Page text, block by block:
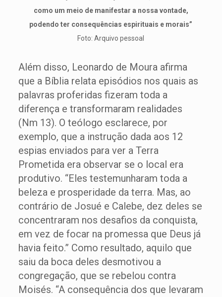
como um meio de manifestar a nossa vontade,
podendo ter consequências espirituais e morais”
Foto: Arquivo pessoal
Além disso, Leonardo de Moura afirma
que a Bíblia relata episódios nos quais as
palavras proferidas fizeram toda a
diferença e transformaram realidades
(Nm 13). O teólogo esclarece, por
exemplo, que a instrução dada aos 12
espias enviados para ver a Terra
Prometida era observar se o local era
produtivo. “Eles testemunharam toda a
beleza e prosperidade da terra. Mas, ao
contrário de Josué e Calebe, dez deles se
concentraram nos desafios da conquista,
em vez de focar na promessa que Deus já
havia feito.” Como resultado, aquilo que
saiu da boca deles desmotivou a
congregação, que se rebelou contra
Moisés. “A consequência dos que levaram